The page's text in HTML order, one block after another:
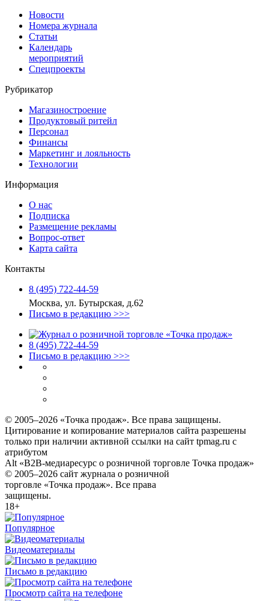
Новости
Номера журнала
Статьи
Календарь
мероприятий
Спецпроекты
Рубрикатор
Магазиностроение
Продуктовый ритейл
Персонал
Финансы
Маркетинг и лояльность
Технологии
Информация
О нас
Подписка
Размещение рекламы
Вопрос-ответ
Карта сайта
Контакты
8 (495) 722‑44‑59
Москва, ул. Бутырская, д.62
Письмо в редакцию >>>
8 (495) 722‑44‑59
Письмо в редакцию >>>
© 2005–2026 «Точка продаж». Все права защищены.
Цитирование и копирование материалов сайта разрешены
только при наличии активной ссылки на сайт tpmag.ru с
атрибутом
Alt «B2B-медиаресурс о розничной торговле Точка продаж»
© 2005–2026 сайт журнала о розничной
торговле «Точка продаж». Все права
защищены.
18+
Популярное
Видеоматериалы
Письмо в редакцию
Просмотр сайта на телефоне